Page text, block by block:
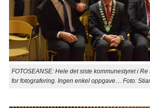
FOTOSEANSE: Hele det siste kommunestyret i
for fotografering. Ingen enkel oppgave… Foto: